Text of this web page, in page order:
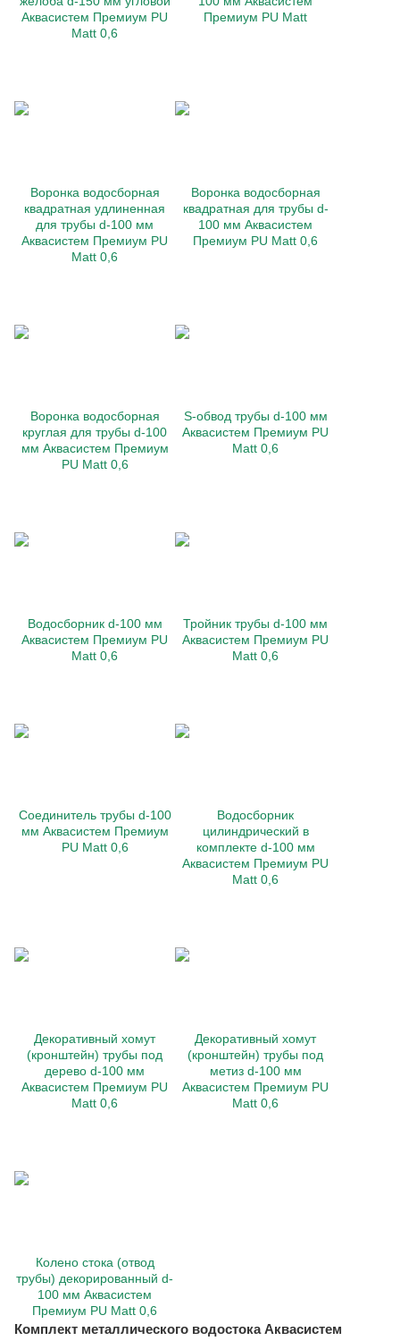
Аквасистем Премиум PU
Matt 0,6
Премиум PU Matt
Воронка водосборная
квадратная удлиненная
для трубы d-100 мм
Аквасистем Премиум PU
Matt 0,6
Воронка водосборная
квадратная для трубы d-
100 мм Аквасистем
Премиум PU Matt 0,6
Воронка водосборная
круглая для трубы d-100
мм Аквасистем Премиум
PU Matt 0,6
S-обвод трубы d-100 мм
Аквасистем Премиум PU
Matt 0,6
Водосборник d-100 мм
Аквасистем Премиум PU
Matt 0,6
Тройник трубы d-100 мм
Аквасистем Премиум PU
Matt 0,6
Соединитель трубы d-100
мм Аквасистем Премиум
PU Matt 0,6
Водосборник
цилиндрический в
комплекте d-100 мм
Аквасистем Премиум PU
Matt 0,6
Декоративный хомут
(кронштейн) трубы под
дерево d-100 мм
Аквасистем Премиум PU
Matt 0,6
Декоративный хомут
(кронштейн) трубы под
метиз d-100 мм
Аквасистем Премиум PU
Matt 0,6
Колено стока (отвод
трубы) декорированный d-
100 мм Аквасистем
Премиум PU Matt 0,6
Комплект металлического водостока Аквасистем